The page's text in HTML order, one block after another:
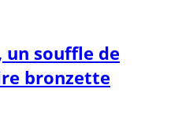
un souffle de
bronzette